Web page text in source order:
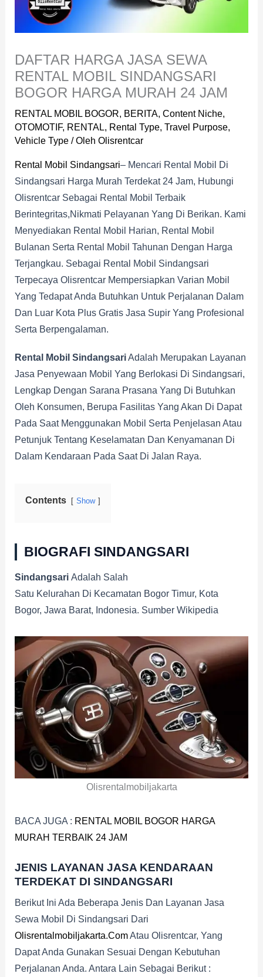
DAFTAR HARGA JASA SEWA
RENTAL MOBIL SINDANGSARI
BOGOR HARGA MURAH 24 JAM
RENTAL MOBIL BOGOR, BERITA, Content Niche,
OTOMOTIF, RENTAL, Rental Type, Travel Purpose,
Vehicle Type/ Oleh Olisrentcar
Rental Mobil Sindangsari– Mencari Rental Mobil Di
Sindangsari Harga Murah Terdekat 24 Jam, Hubungi
Olisrentcar Sebagai Rental Mobil Terbaik
Berintegritas,nikmati Pelayanan Yang Di Berikan. Kami
Menyediakan Rental Mobil Harian, Rental Mobil
Bulanan Serta Rental Mobil Tahunan Dengan Harga
Terjangkau. Sebagai Rental Mobil Sindangsari
Terpecaya Olisrentcar Mempersiapkan Varian Mobil
Yang Tedapat Anda Butuhkan Untuk Perjalanan Dalam
Dan Luar Kota Plus Gratis Jasa Supir Yang Profesional
Serta Berpengalaman.
Rental Mobil SindangsariAdalah Merupakan Layanan
Jasa Penyewaan Mobil Yang Berlokasi Di Sindangsari,
Lengkap Dengan Sarana Prasana Yang Di Butuhkan
Oleh Konsumen, Berupa Fasilitas Yang Akan Di Dapat
Pada Saat Menggunakan Mobil Serta Penjelasan Atau
Petunjuk Tentang Keselamatan Dan Kenyamanan Di
Dalam Kendaraan Pada Saat Di Jalan Raya.
Contents Show
BIOGRAFI SINDANGSARI
SindangsariAdalah Salah
Satu Kelurahan Di Kecamatan Bogor Timur, Kota
Bogor, Jawa Barat, Indonesia. Sumber Wikipedia
Olisrentalmobiljakarta
BACA JUGA : RENTAL MOBIL BOGOR HARGA
MURAH TERBAIK 24 JAM
JENIS LAYANAN JASA KENDARAAN
TERDEKAT DI SINDANGSARI
Berikut Ini Ada Beberapa Jenis Dan Layanan Jasa
Sewa Mobil Di Sindangsari Dari
Olisrentalmobiljakarta.comAtau Olisrentcar, Yang
Dapat Anda Gunakan Sesuai Dengan Kebutuhan
Perjalanan Anda. Antara Lain Sebagai Berikut :